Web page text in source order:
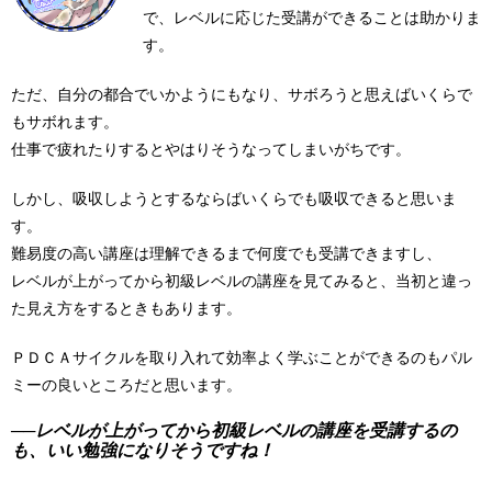
で、レベルに応じた受講ができることは助かりま
す。
ただ、自分の都合でいかようにもなり、サボろうと思えばいくらで
もサボれます。
仕事で疲れたりするとやはりそうなってしまいがちです。
しかし、吸収しようとするならばいくらでも吸収できると思いま
す。
難易度の高い講座は理解できるまで何度でも受講できますし、
レベルが上がってから初級レベルの講座を見てみると、当初と違っ
た見え方をするときもあります。
ＰＤＣＡサイクルを取り入れて効率よく学ぶことができるのもパル
ミーの良いところだと思います。
──レベルが上がってから初級レベルの講座を受講するの
も、いい勉強になりそうですね！